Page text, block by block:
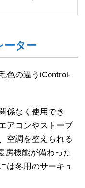
ーター
色の違うiControl-
係なく使用でき
アコンやストーブ
空調を整えられる
房機能が備わった
は冬用のサーキュ